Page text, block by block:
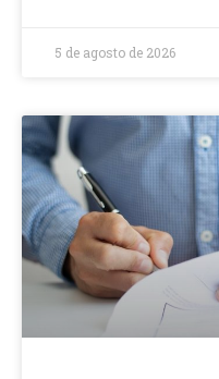
5 de agosto de 2026